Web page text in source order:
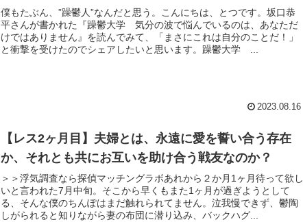
僕もたぶん、”躁鬱人”なんだと思う。こんにちは、とつです。坂口恭
平さんが書かれた『躁鬱大学 気分の波で悩んでいるのは、あなただ
けではありません』を読んでみて、「まさにこれは自分のことだ！」
と衝撃を受けたのでシェアしたいと思います。躁鬱大学 ...
2023.08.16
【レス2ヶ月目】夫婦とは、永遠に愛を誓い合う存在
か、それとも共にお互いを助け合う戦友なのか？
＞＞浮気調査なら探偵マッチングラボあれから２か月1ヶ月待って欲し
いと言われた7月中旬。そこから早くもまた1ヶ月が過ぎようとして
る、そんな僕のちんぽはまだ触れられてません。泣我慢できず、鬱陶
しがられると知りながら妻の布団に潜り込み、バックハグ...